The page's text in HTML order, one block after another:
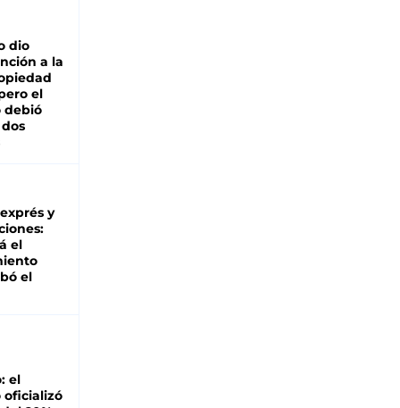
dio
a la
el
debió
y
el
el
el
oficializó